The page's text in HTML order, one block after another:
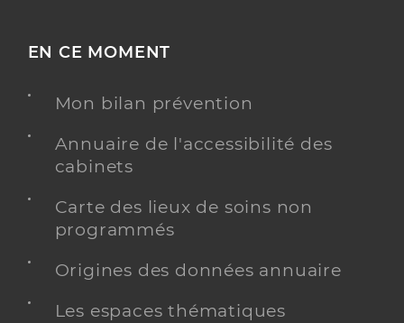
EN CE MOMENT
Mon bilan prévention
Annuaire de l'accessibilité des
cabinets
Carte des lieux de soins non
programmés
Origines des données annuaire
Les espaces thématiques